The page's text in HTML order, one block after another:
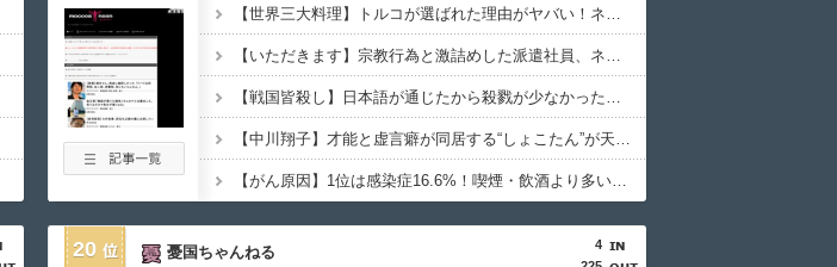
【世界三大料理】トルコが選ばれた理由がヤバい！ネット民が激論した結果
【いただきます】宗教行為と激詰めした派遣社員、ネットで大炎上
【戦国皆殺し】日本語が通じたから殺戮が少なかった？歴史の真実
【中川翔子】才能と虚言癖が同居する“しょこたん”が天下を取れなかった理由
【がん原因】1位は感染症16.6%！喫煙・飲酒より多い衝撃の真実
20
4
憂国ちゃんねる